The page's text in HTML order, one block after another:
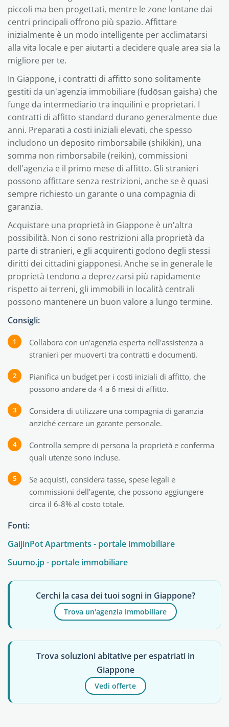
piccoli ma ben progettati, mentre le zone lontane dai
centri principali offrono più spazio. Affittare
inizialmente è un modo intelligente per acclimatarsi
alla vita locale e per aiutarti a decidere quale area sia la
migliore per te.
In Giappone, i contratti di affitto sono solitamente
gestiti da un'agenzia immobiliare (fudōsan gaisha) che
funge da intermediario tra inquilini e proprietari. I
contratti di affitto standard durano generalmente due
anni. Preparati a costi iniziali elevati, che spesso
includono un deposito rimborsabile (shikikin), una
somma non rimborsabile (reikin), commissioni
dell'agenzia e il primo mese di affitto. Gli stranieri
possono affittare senza restrizioni, anche se è quasi
sempre richiesto un garante o una compagnia di
garanzia.
Acquistare una proprietà in Giappone è un'altra
possibilità. Non ci sono restrizioni alla proprietà da
parte di stranieri, e gli acquirenti godono degli stessi
diritti dei cittadini giapponesi. Anche se in generale le
proprietà tendono a deprezzarsi più rapidamente
rispetto ai terreni, gli immobili in località centrali
possono mantenere un buon valore a lungo termine.
Consigli:
Collabora con un'agenzia esperta nell'assistenza a
stranieri per muoverti tra contratti e documenti.
Pianifica un budget per i costi iniziali di affitto, che
possono andare da 4 a 6 mesi di affitto.
Considera di utilizzare una compagnia di garanzia
anziché cercare un garante personale.
Controlla sempre di persona la proprietà e conferma
quali utenze sono incluse.
Se acquisti, considera tasse, spese legali e
commissioni dell'agente, che possono aggiungere
circa il 6-8% al costo totale.
Fonti:
GaijinPot Apartments - portale immobiliare
Suumo.jp - portale immobiliare
Cerchi la casa dei tuoi sogni in Giappone?
Trova un'agenzia immobiliare
Trova soluzioni abitative per espatriati in
Giappone
Vedi offerte